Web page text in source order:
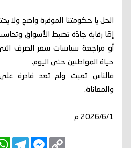
الحل يا حكومتنا الموقرة واضح ولا
إمّا رقابة جادّة تضبط الأسواق
أو مراجعة سياسات سعر الصرف
حياة المواطنين حتى اليوم.
فالناس تعبت ولم تعد قادرة
والمعاناة.
2026/6/1 م
W
T
M
C